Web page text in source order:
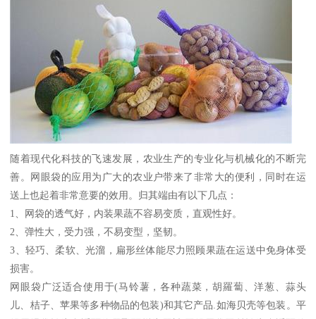
随着现代化科技的飞速发展，农业生产的专业化与机械化的不断完
善。网眼袋的应用为广大的农业户带来了非常大的便利，同时在运
送上也起着非常意要的效用。归其端由有以下几点：
1、网袋的透气好，内装果蔬不容易变质，直观性好。
2、弹性大，受力强，不易变型，坚韧。
3、轻巧、柔软、光溜，扁形丝体能尽力照顾果蔬在运送中免身体受
损害。
网眼袋广泛适合使用于(马铃薯，各种蔬菜，胡羅蔔、洋葱、蒜头
儿、桔子、苹果等多种物品的包装)和其它产品.如海贝壳等包装。平